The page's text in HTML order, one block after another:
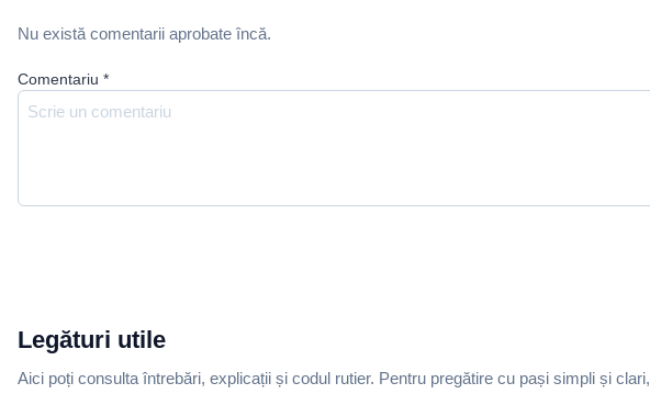
Nu există comentarii aprobate încă.
Comentariu *
Legături utile
Aici poți consulta întrebări, explicații și codul rutier. Pentru pregătire cu pași simpli și clari,